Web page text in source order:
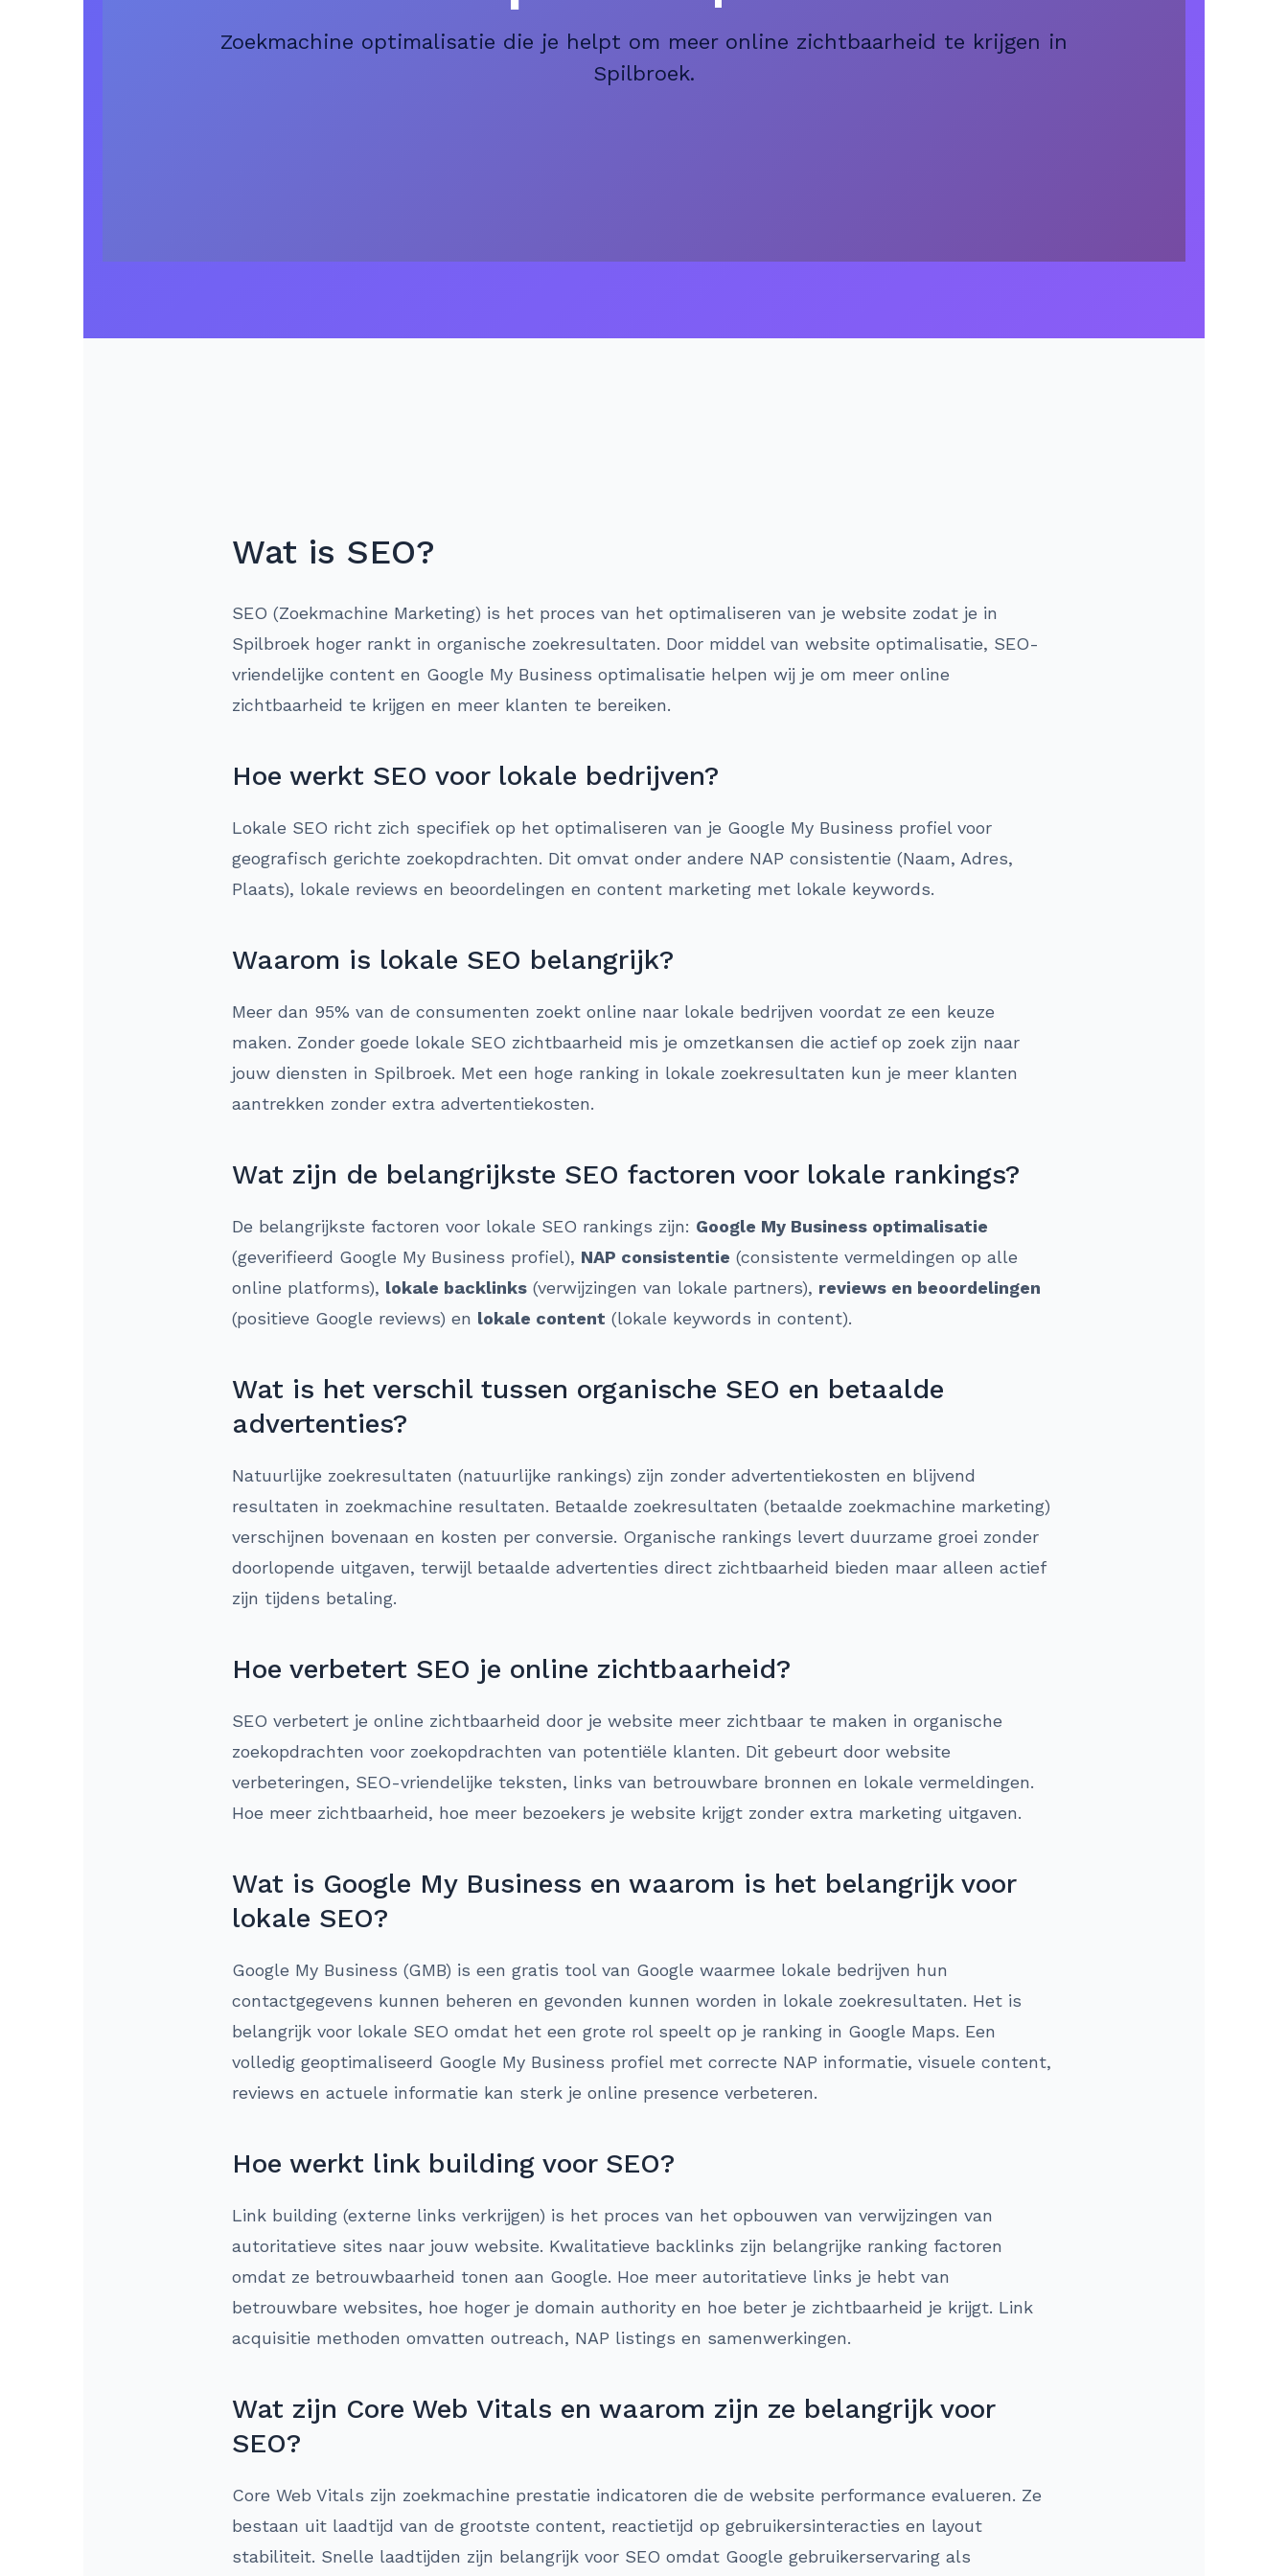
Zoekmachine optimalisatie die je helpt om meer online zichtbaarheid te krijgen in
Spilbroek.
Wat is SEO?
SEO (Zoekmachine Marketing) is het proces van het optimaliseren van je website zodat je in
Spilbroek hoger rankt in organische zoekresultaten. Door middel van website optimalisatie, SEO-
vriendelijke content en Google My Business optimalisatie helpen wij je om meer online
zichtbaarheid te krijgen en meer klanten te bereiken.
Hoe werkt SEO voor lokale bedrijven?
Lokale SEO richt zich specifiek op het optimaliseren van je Google My Business profiel voor
geografisch gerichte zoekopdrachten. Dit omvat onder andere NAP consistentie (Naam, Adres,
Plaats), lokale reviews en beoordelingen en content marketing met lokale keywords.
Waarom is lokale SEO belangrijk?
Meer dan 95% van de consumenten zoekt online naar lokale bedrijven voordat ze een keuze
maken. Zonder goede lokale SEO zichtbaarheid mis je omzetkansen die actief op zoek zijn naar
jouw diensten in Spilbroek. Met een hoge ranking in lokale zoekresultaten kun je meer klanten
aantrekken zonder extra advertentiekosten.
Wat zijn de belangrijkste SEO factoren voor lokale rankings?
De belangrijkste factoren voor lokale SEO rankings zijn: Google My Business optimalisatie
(geverifieerd Google My Business profiel), NAP consistentie (consistente vermeldingen op alle
online platforms), lokale backlinks (verwijzingen van lokale partners), reviews en beoordelingen
(positieve Google reviews) en lokale content (lokale keywords in content).
Wat is het verschil tussen organische SEO en betaalde
advertenties?
Natuurlijke zoekresultaten (natuurlijke rankings) zijn zonder advertentiekosten en blijvend
resultaten in zoekmachine resultaten. Betaalde zoekresultaten (betaalde zoekmachine marketing)
verschijnen bovenaan en kosten per conversie. Organische rankings levert duurzame groei zonder
doorlopende uitgaven, terwijl betaalde advertenties direct zichtbaarheid bieden maar alleen actief
zijn tijdens betaling.
Hoe verbetert SEO je online zichtbaarheid?
SEO verbetert je online zichtbaarheid door je website meer zichtbaar te maken in organische
zoekopdrachten voor zoekopdrachten van potentiële klanten. Dit gebeurt door website
verbeteringen, SEO-vriendelijke teksten, links van betrouwbare bronnen en lokale vermeldingen.
Hoe meer zichtbaarheid, hoe meer bezoekers je website krijgt zonder extra marketing uitgaven.
Wat is Google My Business en waarom is het belangrijk voor
lokale SEO?
Google My Business (GMB) is een gratis tool van Google waarmee lokale bedrijven hun
contactgegevens kunnen beheren en gevonden kunnen worden in lokale zoekresultaten. Het is
belangrijk voor lokale SEO omdat het een grote rol speelt op je ranking in Google Maps. Een
volledig geoptimaliseerd Google My Business profiel met correcte NAP informatie, visuele content,
reviews en actuele informatie kan sterk je online presence verbeteren.
Hoe werkt link building voor SEO?
Link building (externe links verkrijgen) is het proces van het opbouwen van verwijzingen van
autoritatieve sites naar jouw website. Kwalitatieve backlinks zijn belangrijke ranking factoren
omdat ze betrouwbaarheid tonen aan Google. Hoe meer autoritatieve links je hebt van
betrouwbare websites, hoe hoger je domain authority en hoe beter je zichtbaarheid je krijgt. Link
acquisitie methoden omvatten outreach, NAP listings en samenwerkingen.
Wat zijn Core Web Vitals en waarom zijn ze belangrijk voor
SEO?
Core Web Vitals zijn zoekmachine prestatie indicatoren die de website performance evalueren. Ze
bestaan uit laadtijd van de grootste content, reactietijd op gebruikersinteracties en layout
stabiliteit. Snelle laadtijden zijn belangrijk voor SEO omdat Google gebruikerservaring als